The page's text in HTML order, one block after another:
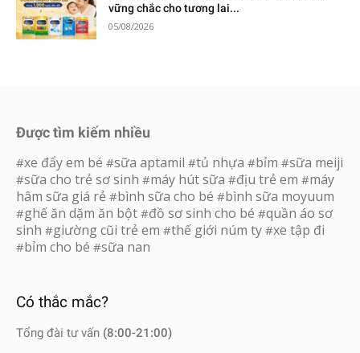
vững chắc cho tương lai...
05/08/2026
Được tìm kiếm nhiều
#xe đẩy em bé #sữa aptamil #tủ nhựa #bỉm #sữa meiji
#sữa cho trẻ sơ sinh #máy hút sữa #địu trẻ em #máy
hâm sữa giá rẻ #bình sữa cho bé #bình sữa moyuum
#ghế ăn dặm ăn bột #đồ sơ sinh cho bé #quần áo sơ
sinh #giường cũi trẻ em #thế giới núm ty #xe tập đi
#bỉm cho bé #sữa nan
Có thắc mắc?
Tổng đài tư vấn (8:00-21:00)